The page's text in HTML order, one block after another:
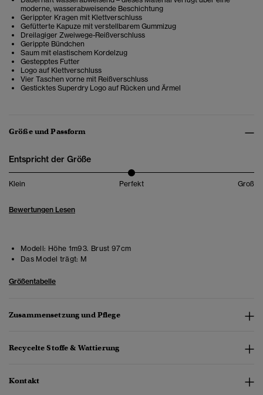
moderne, wasserabweisende Beschichtung
Gerippter Kragen mit Klettverschluss
Gefütterte Kapuze mit verstellbarem Gummizug
Dreilagiger Zweiwege-Reißverschluss
Gerippte Bündchen
Saum mit elastischem Kordelzug
Gestepptes Futter
Logo auf Klettverschluss
Vier Taschen vorne mit Reißverschluss
Gesticktes Superdry Logo auf Rücken und Ärmel
Größe und Passform
Entspricht der Größe
Klein Perfekt Groß
Bewertungen Lesen
Modell: Höhe 1m93. Brust 97cm
Das Model trägt: M
Größentabelle
Zusammensetzung und Pflege
Recycelte Stoffe & Wattierung
Kontakt